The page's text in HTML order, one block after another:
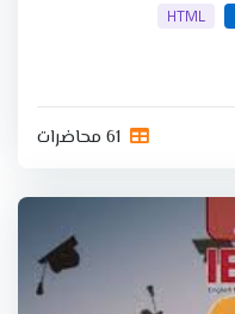
HTML
61 محاضرات